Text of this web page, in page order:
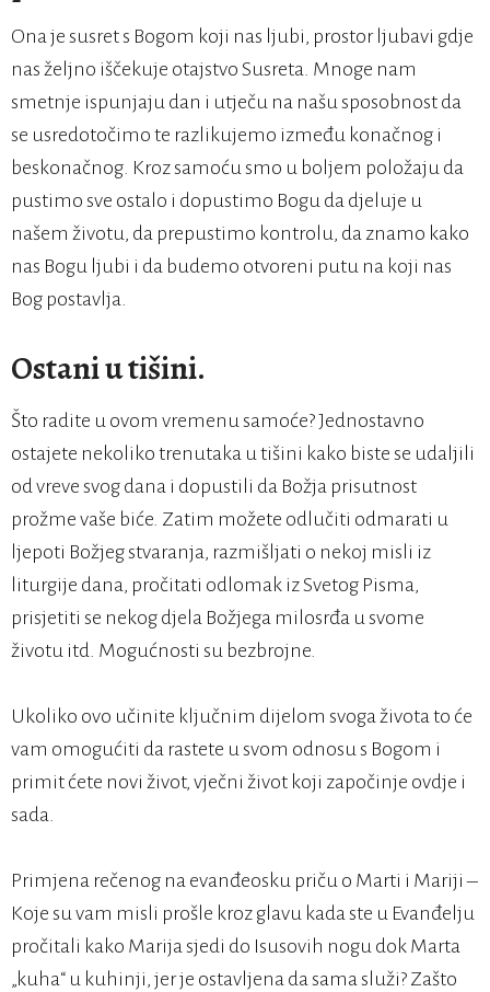
Ona je susret s Bogom koji nas ljubi, prostor ljubavi gdje
nas željno iščekuje otajstvo Susreta. Mnoge nam
smetnje ispunjaju dan i utječu na našu sposobnost da
se usredotočimo te razlikujemo između konačnog i
beskonačnog. Kroz samoću smo u boljem položaju da
pustimo sve ostalo i dopustimo Bogu da djeluje u
našem životu, da prepustimo kontrolu, da znamo kako
nas Bogu ljubi i da budemo otvoreni putu na koji nas
Bog postavlja.
Ostani u tišini.
Što radite u ovom vremenu samoće? Jednostavno
ostajete nekoliko trenutaka u tišini kako biste se udaljili
od vreve svog dana i dopustili da Božja prisutnost
prožme vaše biće. Zatim možete odlučiti odmarati u
ljepoti Božjeg stvaranja, razmišljati o nekoj misli iz
liturgije dana, pročitati odlomak iz Svetog Pisma,
prisjetiti se nekog djela Božjega milosrđa u svome
životu itd. Mogućnosti su bezbrojne.
Ukoliko ovo učinite ključnim dijelom svoga života to će
vam omogućiti da rastete u svom odnosu s Bogom i
primit ćete novi život, vječni život koji započinje ovdje i
sada.
Primjena rečenog na evanđeosku priču o Marti i Mariji –
Koje su vam misli prošle kroz glavu kada ste u Evanđelju
pročitali kako Marija sjedi do Isusovih nogu dok Marta
„kuha“ u kuhinji, jer je ostavljena da sama služi? Zašto